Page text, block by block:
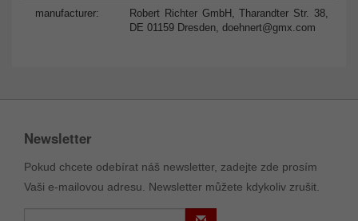
manufacturer:
Robert Richter GmbH, Tharandter Str. 38,
DE 01159 Dresden, doehnert@gmx.com
Newsletter
Pokud chcete odebírat náš newsletter, zadejte zde prosím
Vaši e-mailovou adresu. Newsletter můžete kdykoliv zrušit.